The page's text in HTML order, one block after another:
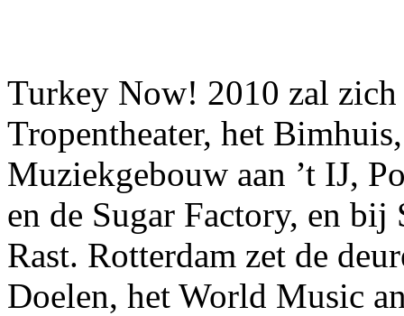
Turkey Now! 2010 zal
Tropentheater, het
Muziekgebouw aan ’t IJ,
en de Sugar Factory, en
Rast. Rotterdam zet de
Doelen, het World Music